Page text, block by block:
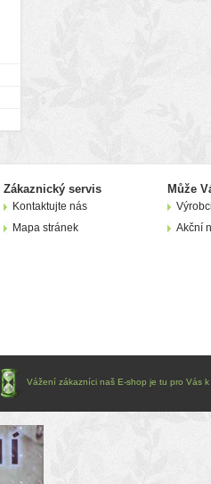
Zákaznický servis
Kontaktujte nás
Mapa stránek
Může
Akční
Vážení zákazníci naš E-shop je tu pro Vás